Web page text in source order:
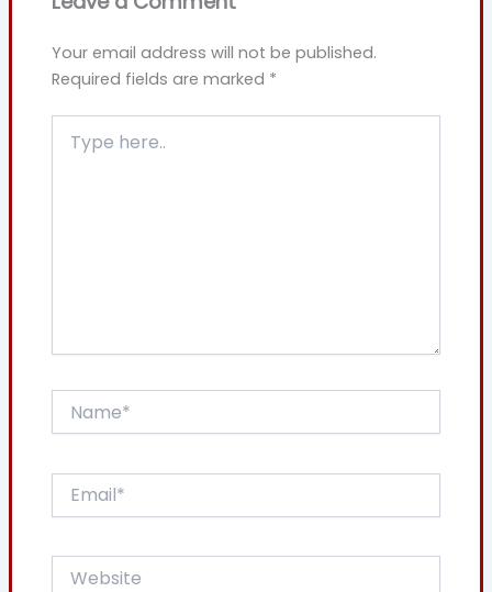
Your email address will not be published.
Required fields are marked *
here..
Website